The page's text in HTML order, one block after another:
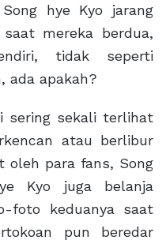
hye Kyo jarang
mereka berdua,
tidak seperti
ada apakah?
sering sekali terlihat
atau berlibur
oleh para fans, Song
Kyo juga belanja
foto keduanya saat
pun beredar